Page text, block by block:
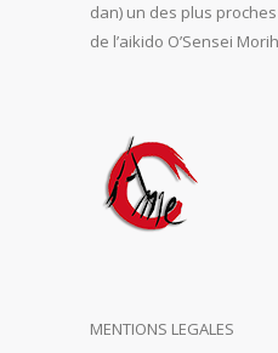
dan) un des plus
de l’aikido O’Sensei
MENTIONS LEGALES